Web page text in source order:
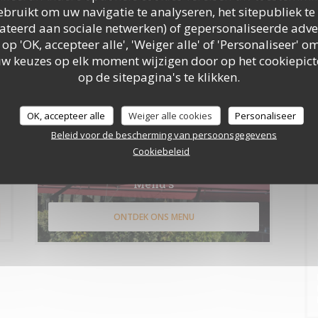
om uw navigatie te analyseren, het sitepubliek
aan sociale netwerken) of gepersonaliseerde
op 'OK, accepteer alle', 'Weiger alle' of 'Personaliseer'
keuzes op elk moment wijzigen door op het
op de sitepagina's te klikken.
OK, accepteer alle Weiger alle cookies
Personaliseer
Beleid voor de bescherming van persoonsgegevens
Cookiebeleid
voor telefonische marketing via het Bel-me-niet Register:bel-me-niet.nl
Menu's
ONTDEK ONS MENU